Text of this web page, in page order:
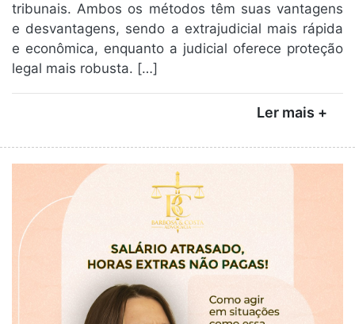
tribunais. Ambos os métodos têm suas vantagens
e desvantagens, sendo a extrajudicial mais rápida
e econômica, enquanto a judicial oferece proteção
legal mais robusta. […]
Ler mais +